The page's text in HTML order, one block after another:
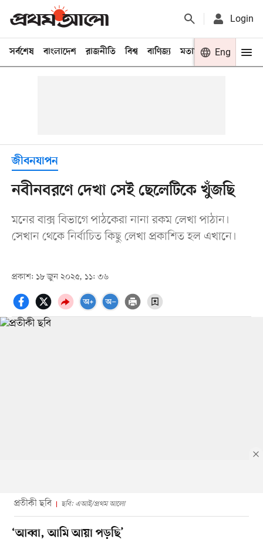
Login
সর্বশেষ বাংলাদেশ রাজনীতি বিশ্ব বাণিজ্য মতামত খেলা
Eng
জীবনযাপন
নবীনবরণে দেখা সেই ছেলেটিকে খুঁজছি
মনের বাক্স বিভাগে পাঠকেরা নানা রকম লেখা পাঠান।
সেখান থেকে নির্বাচিত কিছু লেখা প্রকাশিত হল এখানে।
প্রকাশ: ১৮ জুন ২০২৫, ১১: ৩৬
প্রতীকী ছবি ছবি: এআই/প্রথম আলো
‘আব্বা, আমি আয়া পড়ছি’